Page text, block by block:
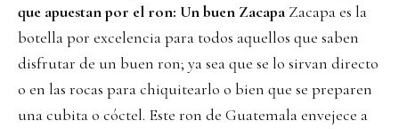
que apuestan por el ron: Un buen Zacapa Zacapa es la
botella por excelencia para todos aquellos que saben
disfrutar de un buen ron; ya sea que se lo sirvan directo
o en las rocas para chiquitearlo o bien que se preparen
una cubita o cóctel. Este ron de Guatemala envejece a